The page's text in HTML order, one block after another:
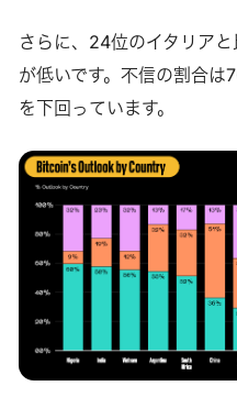
さらに、24位のイタリア
が低いです。不信の割合
を下回っています。